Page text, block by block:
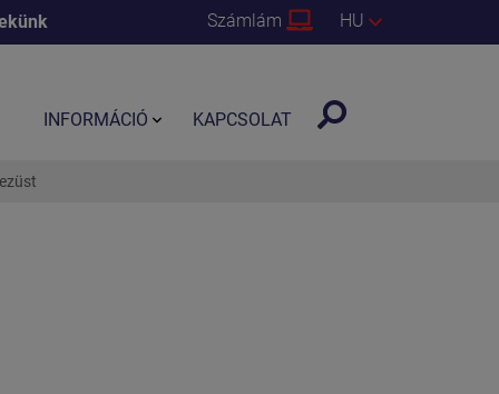
Számlám HU
INFORMÁCIÓ KAPCSOLAT